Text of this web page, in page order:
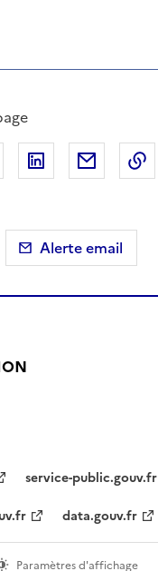
sur Facebook
Partager sur X
Partager sur
Alerte email
service-public.gouv.fr
data.gouv.fr
Paramètres d'affichage